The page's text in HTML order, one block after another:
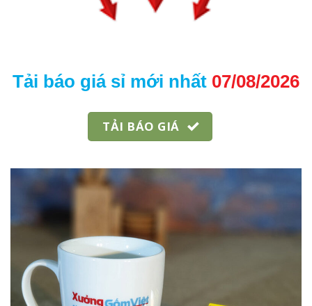
Tải báo giá sỉ mới nhất 07/08/2026
TẢI BÁO GIÁ